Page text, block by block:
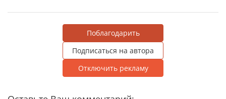
Поблагодарить
Подписаться на автора
Отключить рекламу